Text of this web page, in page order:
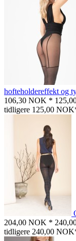
hofteholdereffekt og
106,30 NOK *
tidligere 125,00
204,00 NOK *
tidligere 240,00